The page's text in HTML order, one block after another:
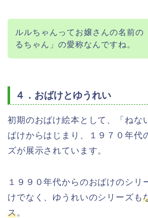
ルルちゃんってお嬢さんの名前の
るちゃん」の愛称なんですね。
４．おばけとゆうれい
初期のおばけ絵本として、「ねな
ばけからはじまり、１９７０年代
ズが展示されています。
１９９０年代からのおばけのシリ
けでなく、ゆうれいのシリーズも
ス。